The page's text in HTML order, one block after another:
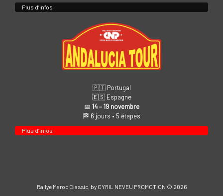
Plus d’infos
🇵🇹 Portugal
🇪🇸 Espagne
📅 14 – 19 novembre
🏁 6 jours • 5 étapes
Plus d’infos
Rallye Maroc Classic, by CYRIL NEVEU PROMOTION © 2026